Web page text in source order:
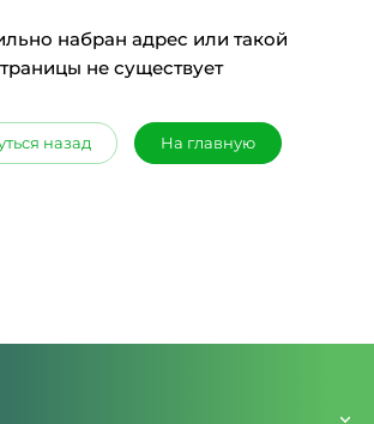
набран адрес или такой
не существует
назад На главную